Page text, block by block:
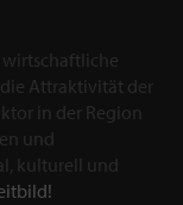
wirtschaftliche
Attraktivität der
in der Region
und
kulturell und